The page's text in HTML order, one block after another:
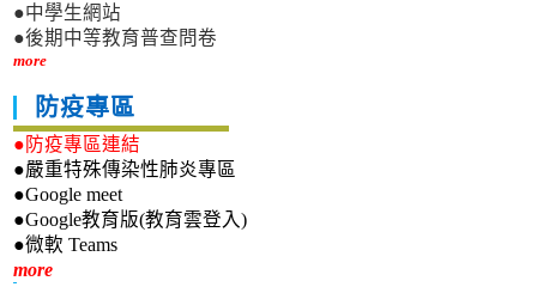
●中學生網站
●後期中等教育普查問卷
more
防疫專區
●防疫專區連結
●嚴重特殊傳染性肺炎專區
●Google meet
●Google教育版(教育雲登入)
●微軟 Teams
more新生專區